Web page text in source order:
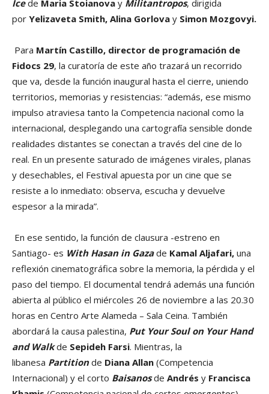
Icede Maria Stoianova y Militantropos, dirigida
por Yelizaveta Smith, Alina Gorlova y Simon Mozgovyi.
Para Martín Castillo, director de programación de
Fidocs 29, la curatoría de este año trazará un recorrido
que va, desde la función inaugural hasta el cierre, uniendo
territorios, memorias y resistencias: “además, ese mismo
impulso atraviesa tanto la Competencia nacional como la
internacional, desplegando una cartografía sensible donde
realidades distantes se conectan a través del cine de lo
real. En un presente saturado de imágenes virales, planas
y desechables, el Festival apuesta por un cine que se
resiste a lo inmediato: observa, escucha y devuelve
espesor a la mirada”.
En ese sentido, la función de clausura -estreno en
Santiago- es With Hasan in Gaza de Kamal Aljafari, una
reflexión cinematográfica sobre la memoria, la pérdida y el
paso del tiempo. El documental tendrá además una función
abierta al público el miércoles 26 de noviembre a las 20.30
horas en Centro Arte Alameda – Sala Ceina. También
abordará la causa palestina, Put Your Soul on Your Hand
and Walkde Sepideh Farsi. Mientras, la
libanesa Partition de Diana Allan (Competencia
Internacional) y el corto Baisanosde Andrés y Francisca